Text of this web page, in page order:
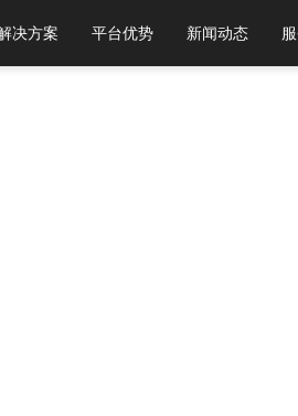
得最佳体验。 Chrome 31+ 谷歌浏览器
决方案 平台优势 新闻动态